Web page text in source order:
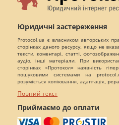
Юридичні застереження
Protocol.ua є власником авторських
сторінках даного ресурсу, якщо не
тексти, коментарі, статті,
аудіо, інші матеріали. При
сторінках «Протокол» наявність
пошуковими системами на
розуміється копіювання, адаптація,
Повний текст
Приймаємо до оплати